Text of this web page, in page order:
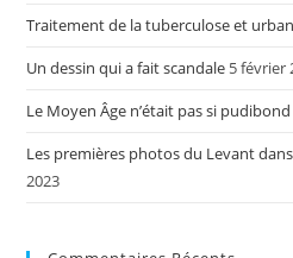
Traitement de la tuberculose et
Un dessin qui a fait scandale 5 février
Le Moyen Âge n’était pas si pudibond
Les premières photos du Levant
2023